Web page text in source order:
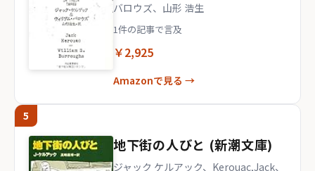
バロウズ、山形 浩生
1件の記事で言及
￥2,925
Amazonで見る →
5
地下街の人びと (新潮文庫)
ジャック ケルアック、Kerouac,Jack、